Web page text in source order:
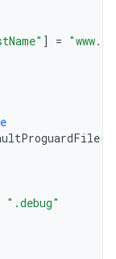
] =
(
".debug"